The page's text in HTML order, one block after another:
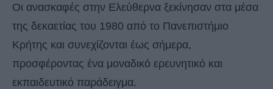
Οι ανασκαφές στην Ελεύθερνα ξεκίνησαν στα μέσα
της δεκαετίας του 1980 από το Πανεπιστήμιο
Κρήτης και συνεχίζονται έως σήμερα,
προσφέροντας ένα μοναδικό ερευνητικό και
εκπαιδευτικό παράδειγμα.